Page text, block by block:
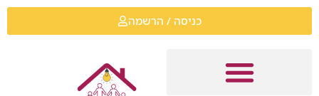
כניסה / הרשמה